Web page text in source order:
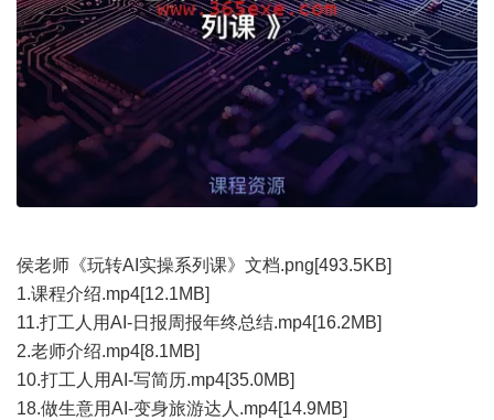
侯老师《玩转AI实操系列课》文档.png[493.5KB]
1.课程介绍.mp4[12.1MB]
11.打工人用AI-日报周报年终总结.mp4[16.2MB]
2.老师介绍.mp4[8.1MB]
10.打工人用AI-写简历.mp4[35.0MB]
18.做生意用AI-变身旅游达人.mp4[14.9MB]